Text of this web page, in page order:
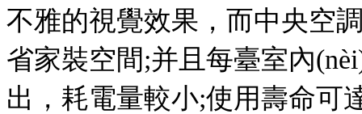
不雅的視覺效果，而中央空
省家裝空間;并且每臺室內
出，耗電量較小;使用壽命